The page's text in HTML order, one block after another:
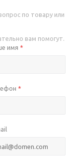
по товару или
вам помогут.
имя *
*